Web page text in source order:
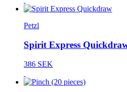
Petzl
Spirit Express
386 SEK